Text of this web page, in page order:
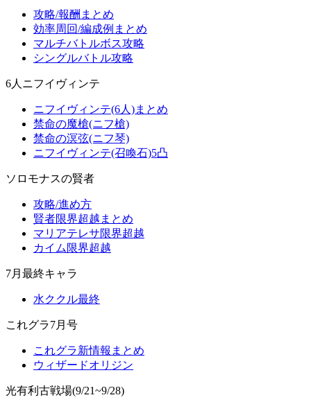
攻略/報酬まとめ
効率周回/編成例まとめ
マルチバトルボス攻略
シングルバトル攻略
6人ニフイヴィンテ
ニフイヴィンテ(6人)まとめ
禁命の魔槍(ニフ槍)
禁命の溟弦(ニフ琴)
ニフイヴィンテ(召喚石)5凸
ソロモナスの賢者
攻略/進め方
賢者限界超越まとめ
マリアテレサ限界超越
カイム限界超越
7月最終キャラ
水ククル最終
これグラ7月号
これグラ新情報まとめ
ウィザードオリジン
光有利古戦場(9/21~9/28)